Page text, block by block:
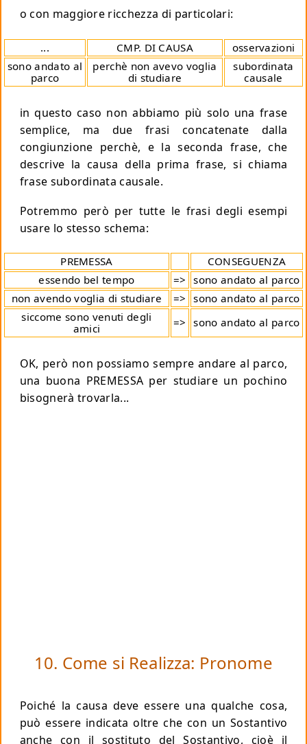
o con maggiore ricchezza di particolari:
... CMP. DI CAUSA
osservazioni
sono andato al
parco
perchè non avevo voglia
di studiare
subordinata
causale
in questo caso non abbiamo più solo una frase
semplice, ma due frasi concatenate dalla
congiunzione perchè, e la seconda frase, che
descrive la causa della prima frase, si chiama
frase subordinata causale.
Potremmo però per tutte le frasi degli esempi
usare lo stesso schema:
PREMESSA
CONSEGUENZA
essendo bel tempo
=>
sono andato al parco
non avendo voglia di studiare
=>
sono andato al parco
siccome sono venuti degli
amici
=> sono andato al parco
OK, però non possiamo sempre andare al parco,
una buona PREMESSA per studiare un pochino
bisognerà trovarla...
10. Come si Realizza: Pronome
Poiché la causa deve essere una qualche cosa,
può essere indicata oltre che con un Sostantivo
anche con il sostituto del Sostantivo, cioè il